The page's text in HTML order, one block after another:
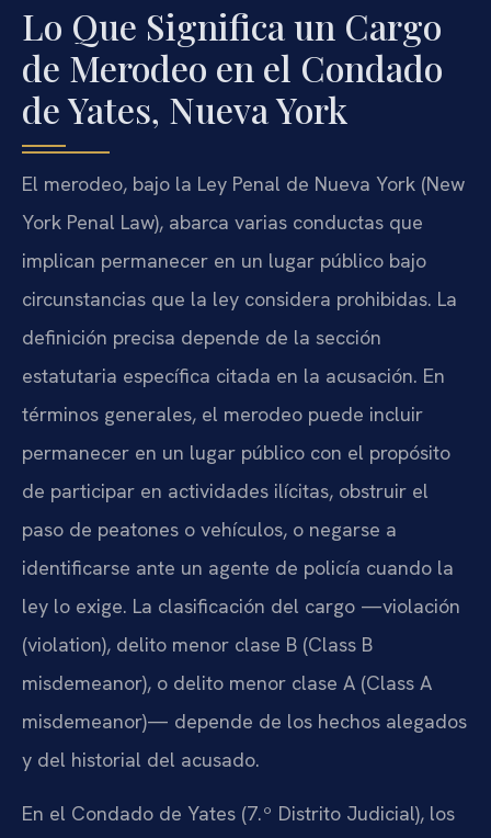
Lo Que Significa un Cargo
de Merodeo en el Condado
de Yates, Nueva York
El merodeo, bajo la Ley Penal de Nueva York (New
York Penal Law), abarca varias conductas que
implican permanecer en un lugar público bajo
circunstancias que la ley considera prohibidas. La
definición precisa depende de la sección
estatutaria específica citada en la acusación. En
términos generales, el merodeo puede incluir
permanecer en un lugar público con el propósito
de participar en actividades ilícitas, obstruir el
paso de peatones o vehículos, o negarse a
identificarse ante un agente de policía cuando la
ley lo exige. La clasificación del cargo —violación
(violation), delito menor clase B (Class B
misdemeanor), o delito menor clase A (Class A
misdemeanor)— depende de los hechos alegados
y del historial del acusado.
En el Condado de Yates (7.º Distrito Judicial), los